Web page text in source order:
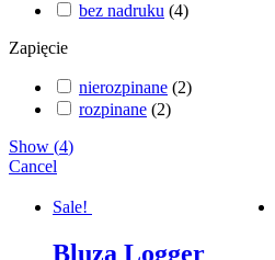
bez nadruku (4)
Zapięcie
nierozpinane (2)
rozpinane (2)
Show (4)
Cancel
Sale!
Bluza Logger